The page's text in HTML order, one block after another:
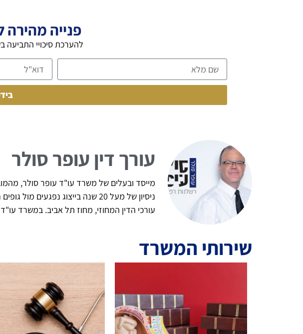
פנייה מהירה
להערכת סיכויי התביעה
עורך דין עופר סולר
מייסד ובעלים של משרד עו"ד עופר סולר,
ניסיון של מעל 20 שנה בייצוג
עורכי הדין המחוזי, מחוז תל אביב. במשרד
שירותי המשרד